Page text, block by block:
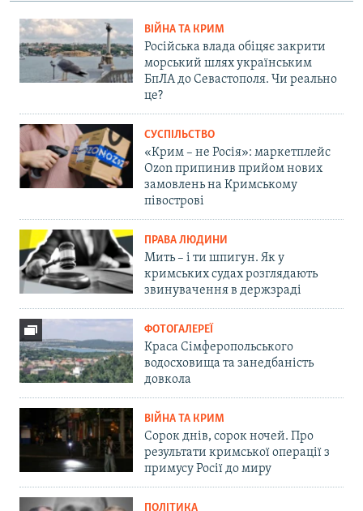
ВІЙНА ТА КРИМ
Російська влада обіцяє закрити
морський шлях українським
БпЛА до Севастополя. Чи реально
це?
СУСПІЛЬСТВО
«Крим – не Росія»: маркетплейс
Ozon припинив прийом нових
замовлень на Кримському
півострові
ПРАВА ЛЮДИНИ
Мить – і ти шпигун. Як у
кримських судах розглядають
звинувачення в держзраді
ФОТОГАЛЕРЕЇ
Краса Сімферопольського
водосховища та занедбаність
довкола
ВІЙНА ТА КРИМ
Сорок днів, сорок ночей. Про
результати кримської операції з
примусу Росії до миру
ПОЛІТИКА